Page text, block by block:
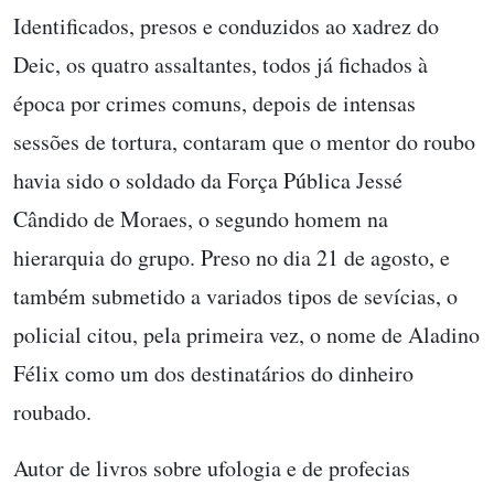
Identificados, presos e conduzidos ao xadrez do
Deic, os quatro assaltantes, todos já fichados à
época por crimes comuns, depois de intensas
sessões de tortura, contaram que o mentor do roubo
havia sido o soldado da Força Pública Jessé
Cândido de Moraes, o segundo homem na
hierarquia do grupo. Preso no dia 21 de agosto, e
também submetido a variados tipos de sevícias, o
policial citou, pela primeira vez, o nome de Aladino
Félix como um dos destinatários do dinheiro
roubado.
Autor de livros sobre ufologia e de profecias